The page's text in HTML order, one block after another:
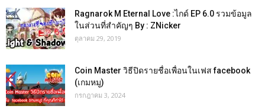
Ragnarok M Eternal Love :ไกด์ EP 6.0 รวมข้อมูล
ในส่วนที่สำคัญๆ By : ZNicker
ตุลาคม 29, 2019
Coin Master วิธีปิดรายชื่อเพื่อนในเฟส facebook
(เกมหมู)
กรกฎาคม 3, 2024